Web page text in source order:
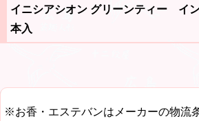
イニシアシオン グリーンティー イ
本入
※お香・エステバンはメーカーの物流